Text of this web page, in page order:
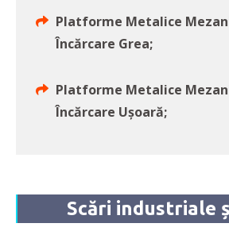
Platforme Metalice
Încărcare Grea;
Platforme Metalice
Încărcare Ușoară;
Scări industriale